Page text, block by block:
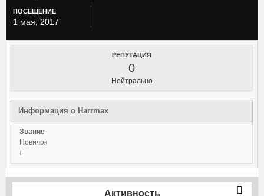
ПОСЕЩЕНИЕ
1 мая, 2017
РЕПУТАЦИЯ
0
Нейтрально
Информация о Harrmax
Звание
Новичок
Активность